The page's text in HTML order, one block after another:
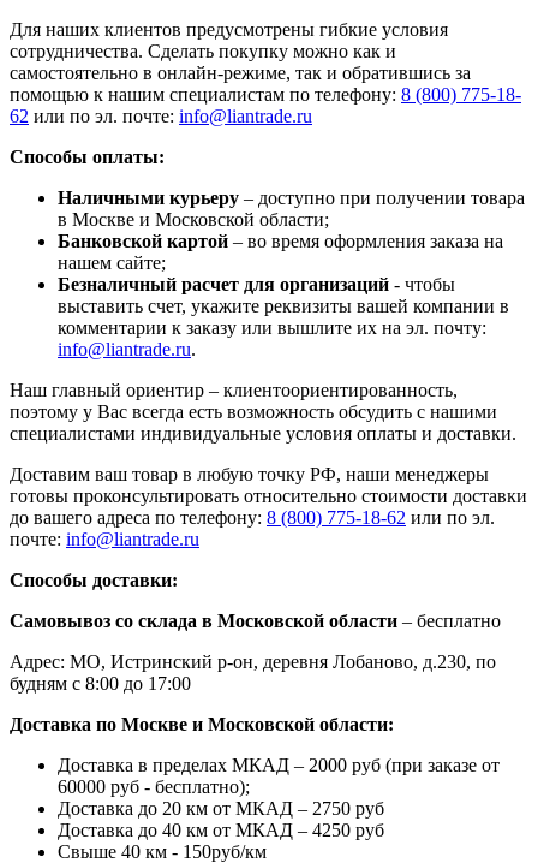
Для наших клиентов предусмотрены гибкие условия
сотрудничества. Сделать покупку можно как и
самостоятельно в онлайн-режиме, так и обратившись за
помощью к нашим специалистам по телефону: 8 (800) 775-18-
62 или по эл. почте: info@liantrade.ru
Способы оплаты:
Наличными курьеру – доступно при получении товара
в Москве и Московской области;
Банковской картой – во время оформления заказа на
нашем сайте;
Безналичный расчет для организаций - чтобы
выставить счет, укажите реквизиты вашей компании в
комментарии к заказу или вышлите их на эл. почту:
info@liantrade.ru.
Наш главный ориентир – клиентоориентированность,
поэтому у Вас всегда есть возможность обсудить с нашими
специалистами индивидуальные условия оплаты и доставки.
Доставим ваш товар в любую точку РФ, наши менеджеры
готовы проконсультировать относительно стоимости доставки
до вашего адреса по телефону: 8 (800) 775-18-62 или по эл.
почте: info@liantrade.ru
Способы доставки:
Самовывоз со склада в Московской области – бесплатно
Адрес: МО, Истринский р-он, деревня Лобаново, д.230, по
будням с 8:00 до 17:00
Доставка по Москве и Московской области:
Доставка в пределах МКАД – 2000 руб (при заказе от
60000 руб - бесплатно);
Доставка до 20 км от МКАД – 2750 руб
Доставка до 40 км от МКАД – 4250 руб
Свыше 40 км - 150руб/км